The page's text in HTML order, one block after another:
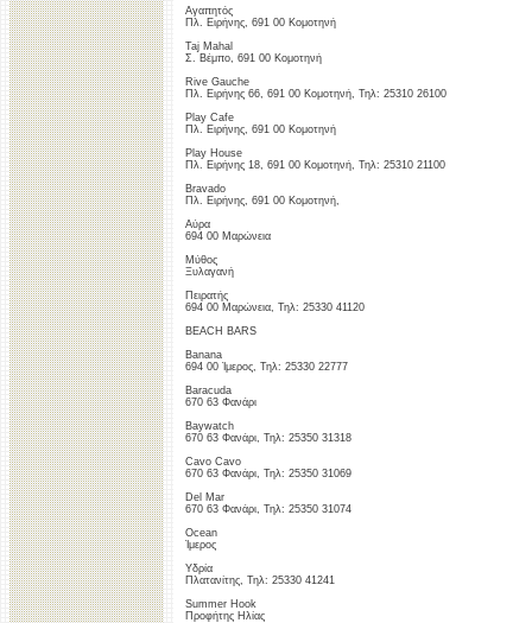
Αγαπητός
Πλ. Ειρήνης, 691 00 Κομοτηνή
Taj Mahal
Σ. Βέμπο, 691 00 Κομοτηνή
Rive Gauche
Πλ. Ειρήνης 66, 691 00 Κομοτηνή, Τηλ: 25310 26100
Play Cafe
Πλ. Ειρήνης, 691 00 Κομοτηνή
Play House
Πλ. Ειρήνης 18, 691 00 Κομοτηνή, Τηλ: 25310 21100
Bravado
Πλ. Ειρήνης, 691 00 Κομοτηνή,
Αύρα
694 00 Μαρώνεια
Μύθος
Ξυλαγανή
Πειρατής
694 00 Μαρώνεια, Τηλ: 25330 41120
BEACH BARS
Banana
694 00 Ίμερος, Τηλ: 25330 22777
Baracuda
670 63 Φανάρι
Baywatch
670 63 Φανάρι, Τηλ: 25350 31318
Cavo Cavo
670 63 Φανάρι, Τηλ: 25350 31069
Del Mar
670 63 Φανάρι, Τηλ: 25350 31074
Ocean
Ίμερος
Υδρία
Πλατανίτης, Τηλ: 25330 41241
Summer Hook
Προφήτης Ηλίας